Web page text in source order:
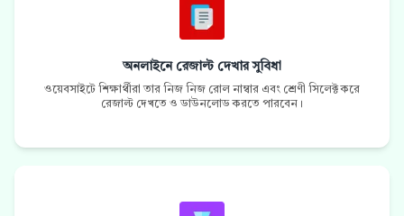
অনলাইনে রেজাল্ট দেখার সুবিধা
ওয়েবসাইটে শিক্ষার্থীরা তার নিজ নিজ রোল নাম্বার এবং শ্রেণী সিলেক্ট করে
রেজাল্ট দেখতে ও ডাউনলোড করতে পারবেন।